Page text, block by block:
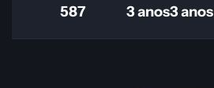
587 3 anos3 anos